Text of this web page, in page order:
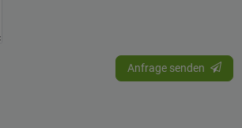
Anfrage senden